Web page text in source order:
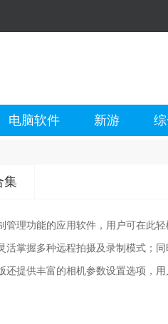
电脑软件 新游
集
理功能的应用软件，用户可在此
掌握多种远程拍摄及录制模式；
提供丰富的相机参数设置选项，